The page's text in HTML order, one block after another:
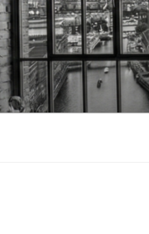
Zum
Inhalt
springen